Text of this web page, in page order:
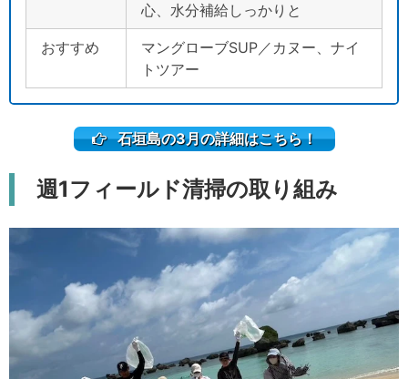
心、水分補給しっかりと
おすすめ
マングローブSUP／カヌー、ナイ
トツアー
石垣島の3月の詳細はこちら！
週1フィールド清掃の取り組み